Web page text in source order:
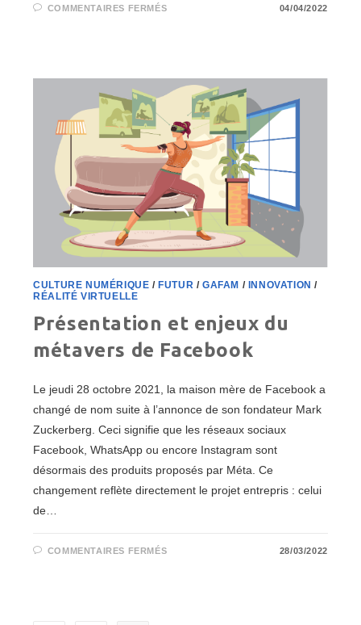
COMMENTAIRES FERMÉSSUR
VIRTUELLE
04/04/2022
CULTURE NUMÉRIQUE /FUTUR /GAFAM / INNOVATION /
RÉALITÉ VIRTUELLE
Présentation et enjeux du
métavers de Facebook
Le jeudi 28 octobre 2021, la maison mère de Facebook a
changé de nom suite à l’annonce de son fondateur Mark
Zuckerberg. Ceci signifie que les réseaux sociaux
Facebook, WhatsApp ou encore Instagram sont
désormais des produits proposés par Méta. Ce
changement reflète directement le projet entrepris : celui
de…
COMMENTAIRES FERMÉSSUR
28/03/2022